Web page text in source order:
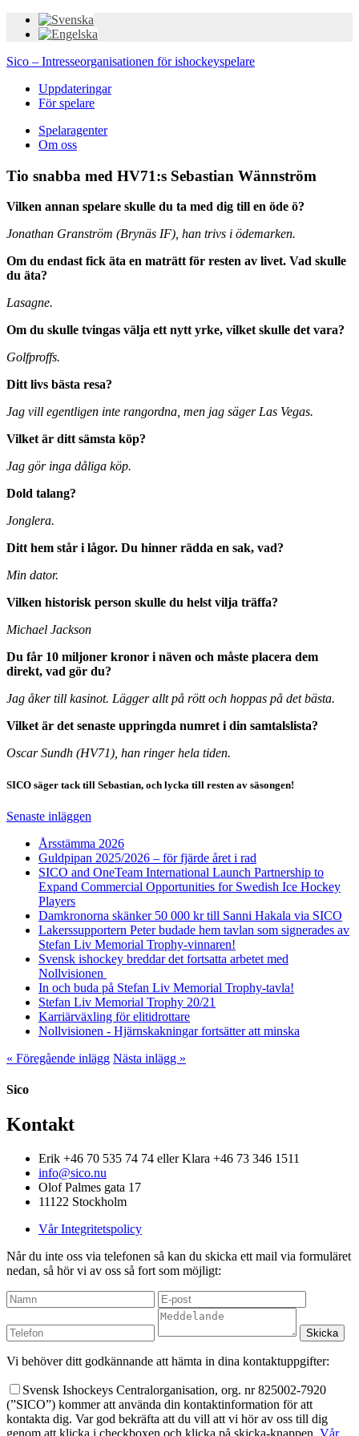
Sico – Intresseorganisationen för ishockeyspelare
Uppdateringar
För spelare
Spelaragenter
Om oss
Tio snabba med HV71:s Sebastian Wännström
Vilken annan spelare skulle du ta med dig till en öde ö?
Jonathan Granström (Brynäs IF), han trivs i ödemarken.
Om du endast fick äta en maträtt för resten av livet. Vad skulle
du äta?
Lasagne.
Om du skulle tvingas välja ett nytt yrke, vilket skulle det vara?
Golfproffs.
Ditt livs bästa resa?
Jag vill egentligen inte rangordna, men jag säger Las Vegas.
Vilket är ditt sämsta köp?
Jag gör inga dåliga köp.
Dold talang?
Jonglera.
Ditt hem står i lågor. Du hinner rädda en sak, vad?
Min dator.
Vilken historisk person skulle du helst vilja träffa?
Michael Jackson
Du får 10 miljoner kronor i näven och måste placera dem
direkt, vad gör du?
Jag åker till kasinot. Lägger allt på rött och hoppas på det bästa.
Vilket är det senaste uppringda numret i din samtalslista?
Oscar Sundh (HV71), han ringer hela tiden.
SICO säger tack till Sebastian, och lycka till resten av säsongen!
Senaste inläggen
Årsstämma 2026
Guldpipan 2025/2026 – för fjärde året i rad
SICO and OneTeam International Launch Partnership to
Expand Commercial Opportunities for Swedish Ice Hockey
Players
Damkronorna skänker 50 000 kr till Sanni Hakala via SICO
Lakerssupportern Peter budade hem tavlan som signerades av
Stefan Liv Memorial Trophy-vinnaren!
Svensk ishockey breddar det fortsatta arbetet med
Nollvisionen
In och buda på Stefan Liv Memorial Trophy-tavla!
Stefan Liv Memorial Trophy 20/21
Karriärväxling för elitidrottare
Nollvisionen - Hjärnskakningar fortsätter att minska
« Föregående inlägg Nästa inlägg »
Sico
Kontakt
Erik +46 70 535 74 74 eller Klara +46 73 346 1511
info@sico.nu
Olof Palmes gata 17
11122 Stockholm
Vår Integritetspolicy
Når du inte oss via telefonen så kan du skicka ett mail via formuläret
nedan, så hör vi av oss så fort som möjligt:
Vi behöver ditt godkännande att hämta in dina kontaktuppgifter:
Svensk Ishockeys Centralorganisation, org. nr 825002-7920
(”SICO”) kommer att använda din kontaktinformation för att
kontakta dig. Var god bekräfta att du vill att vi hör av oss till dig